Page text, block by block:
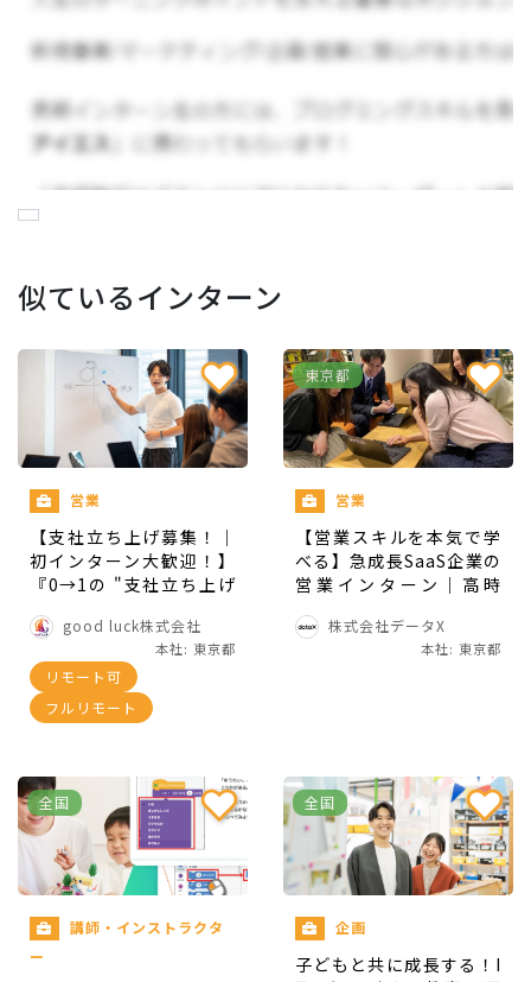
ーン生も多く活躍してくれています！
平均年齢は30歳未満と若く、
仕事に対して熱い思
いを持ってる人が多くいます。その分、仕事へのク
オリティを追い求めている環境があるといえます。
人のことが好きな人が多かったり、メンターが付
っていただきたいなと思っています！
お仕事の内容について
総合職として入社し、様々な役割から会社の事業
ます！
▼具体的な業務内容
①研修期間
まずは、1~2ヶ月ほどカスタマーサポート/メディ
アリクルーティング業務を基本とした研修を受け
ていただきます！
似ているインターン
営業
【支社立ち上げ募集！｜
初インターン大歓迎！】
『0→1の "支社立ち上げ
- good luck株式会社の
長期・有給インターンシ
ップ
good luck株式会社
本社: 東京都
リモート可
フルリモート
東京都
営業
【営業スキルを本気で学
べる】急成長SaaS企業の
営業インターン｜高時
う
株式会社データX
本社: 東京都
全国
講師・インストラクタ
ー
全国
企画
子どもと共に成長する！I